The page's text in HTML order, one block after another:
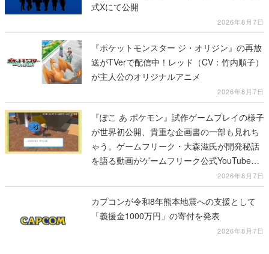
式Xにて公開
2026年8月7日
『ポケットモンスター ジ・オリジン』の再放
送がTVerで配信中！レッド（CV：竹内順子）
が主人公のオリジナルアニメ
2026年8月7日
『ぽこ あ ポケモン』試作ゲームプレイの様子
が世界初公開、貴重な企画書の一部も見れち
ゃう。ゲームフリーク・大森滋氏が開発秘話
を語る動画がゲームフリーク公式YouTubeで
2026年8月7日
カプコンが令和8年熊本地震への支援として
「義援金1000万円」の寄付を発表
2026年8月7日